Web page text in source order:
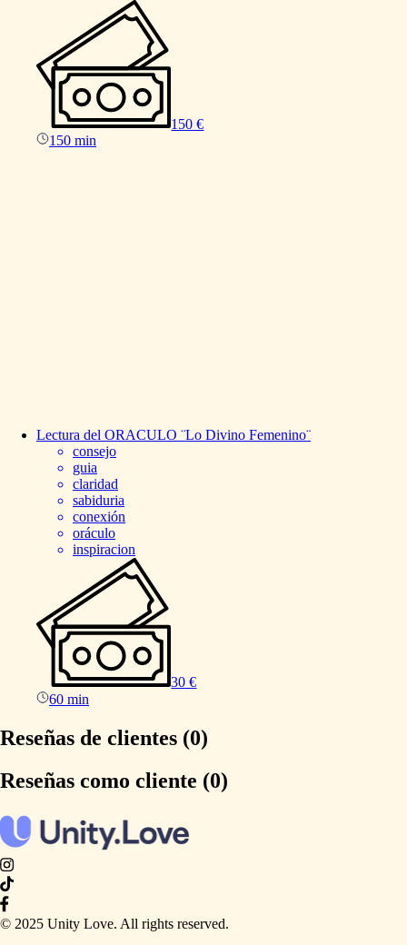
150 €
150 min
Lectura del ORACULO ¨Lo Divino Femenino¨
consejo
guia
claridad
sabiduria
conexión
oráculo
inspiracion
30 €
60 min
Reseñas de clientes (0)
Reseñas como cliente (0)
© 2025 Unity Love. All rights reserved.